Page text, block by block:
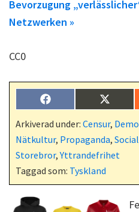
Bevorzugung
Netzwerken »
CC0
Dela
på
F
a
c
b
o
o
k
Dela
på
X
(
T
w
i
t
t
Arkiverad under: Censur,
Nätkultur, Propaganda,
Storebror,Yttrandefrihet
Taggad som: Tyskland